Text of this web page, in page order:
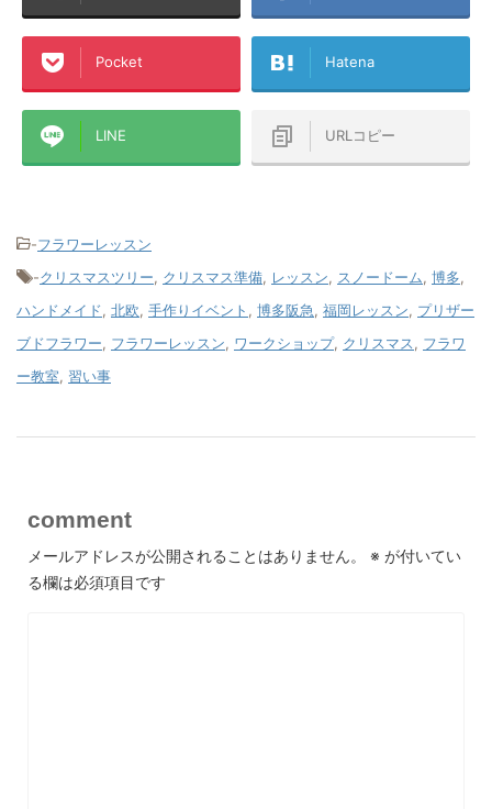
Pocket Hatena
LINE URLコピー
-フラワーレッスン
-クリスマスツリー, クリスマス準備, レッスン, スノードーム, 博多,
ハンドメイド, 北欧, 手作りイベント , 博多阪急, 福岡レッスン, プリザー
ブドフラワー, フラワーレッスン, ワークショップ, クリスマス, フラワ
ー教室, 習い事
comment
メールアドレスが公開されることはありません。 ※ が付いてい
る欄は必須項目です